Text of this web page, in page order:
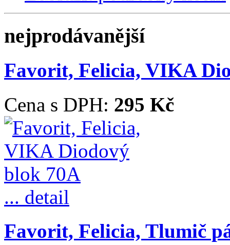
nejprodávanější
Favorit, Felicia, VIKA
Cena s DPH: 295 Kč
... detail
Favorit, Felicia, Tlumič